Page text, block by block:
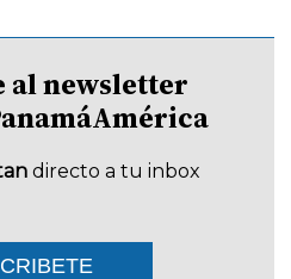
al newsletter
directo a tu inbox